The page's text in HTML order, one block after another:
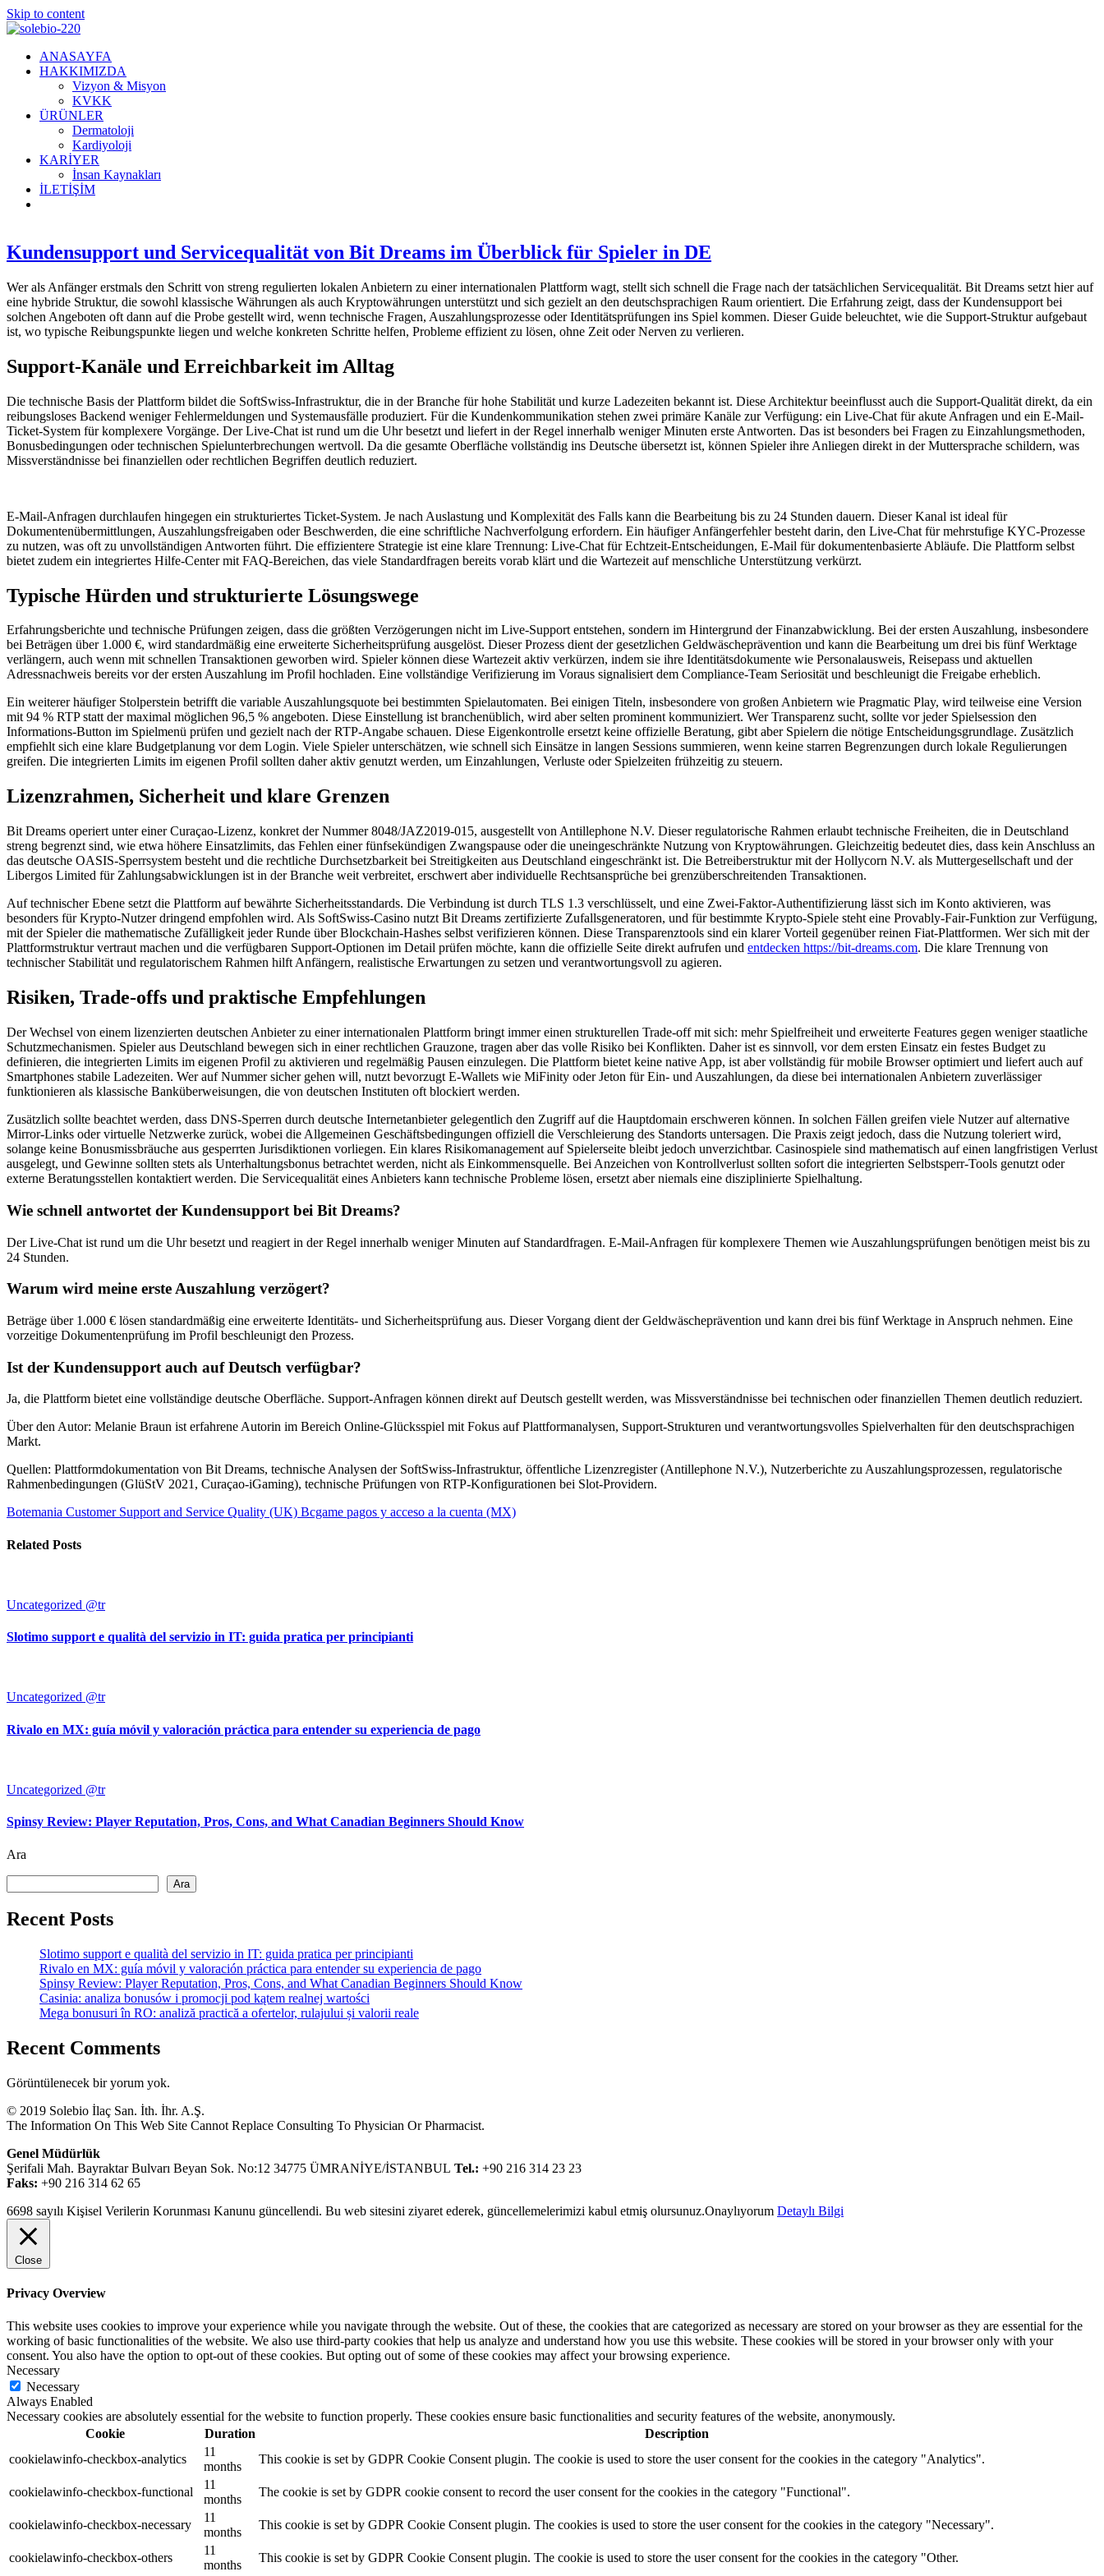
Skip to content
ANASAYFA
HAKKIMIZDA
Vizyon & Misyon
KVKK
ÜRÜNLER
Dermatoloji
Kardiyoloji
KARİYER
İnsan Kaynakları
İLETİŞİM
Kundensupport und Servicequalität von Bit Dreams im Überblick für Spieler in DE
Wer als Anfänger erstmals den Schritt von streng regulierten lokalen Anbietern zu einer internationalen Plattform wagt, stellt sich schnell die Frage nach der tatsächlichen Servicequalität. Bit Dreams setzt hier auf
eine hybride Struktur, die sowohl klassische Währungen als auch Kryptowährungen unterstützt und sich gezielt an den deutschsprachigen Raum orientiert. Die Erfahrung zeigt, dass der Kundensupport bei
solchen Angeboten oft dann auf die Probe gestellt wird, wenn technische Fragen, Auszahlungsprozesse oder Identitätsprüfungen ins Spiel kommen. Dieser Guide beleuchtet, wie die Support-Struktur aufgebaut
ist, wo typische Reibungspunkte liegen und welche konkreten Schritte helfen, Probleme effizient zu lösen, ohne Zeit oder Nerven zu verlieren.
Support-Kanäle und Erreichbarkeit im Alltag
Die technische Basis der Plattform bildet die SoftSwiss-Infrastruktur, die in der Branche für hohe Stabilität und kurze Ladezeiten bekannt ist. Diese Architektur beeinflusst auch die Support-Qualität direkt, da ein
reibungsloses Backend weniger Fehlermeldungen und Systemausfälle produziert. Für die Kundenkommunikation stehen zwei primäre Kanäle zur Verfügung: ein Live-Chat für akute Anfragen und ein E-Mail-
Ticket-System für komplexere Vorgänge. Der Live-Chat ist rund um die Uhr besetzt und liefert in der Regel innerhalb weniger Minuten erste Antworten. Das ist besonders bei Fragen zu Einzahlungsmethoden,
Bonusbedingungen oder technischen Spielunterbrechungen wertvoll. Da die gesamte Oberfläche vollständig ins Deutsche übersetzt ist, können Spieler ihre Anliegen direkt in der Muttersprache schildern, was
Missverständnisse bei finanziellen oder rechtlichen Begriffen deutlich reduziert.
E-Mail-Anfragen durchlaufen hingegen ein strukturiertes Ticket-System. Je nach Auslastung und Komplexität des Falls kann die Bearbeitung bis zu 24 Stunden dauern. Dieser Kanal ist ideal für
Dokumentenübermittlungen, Auszahlungsfreigaben oder Beschwerden, die eine schriftliche Nachverfolgung erfordern. Ein häufiger Anfängerfehler besteht darin, den Live-Chat für mehrstufige KYC-Prozesse
zu nutzen, was oft zu unvollständigen Antworten führt. Die effizientere Strategie ist eine klare Trennung: Live-Chat für Echtzeit-Entscheidungen, E-Mail für dokumentenbasierte Abläufe. Die Plattform selbst
bietet zudem ein integriertes Hilfe-Center mit FAQ-Bereichen, das viele Standardfragen bereits vorab klärt und die Wartezeit auf menschliche Unterstützung verkürzt.
Typische Hürden und strukturierte Lösungswege
Erfahrungsberichte und technische Prüfungen zeigen, dass die größten Verzögerungen nicht im Live-Support entstehen, sondern im Hintergrund der Finanzabwicklung. Bei der ersten Auszahlung, insbesondere
bei Beträgen über 1.000 €, wird standardmäßig eine erweiterte Sicherheitsprüfung ausgelöst. Dieser Prozess dient der gesetzlichen Geldwäscheprävention und kann die Bearbeitung um drei bis fünf Werktage
verlängern, auch wenn mit schnellen Transaktionen geworben wird. Spieler können diese Wartezeit aktiv verkürzen, indem sie ihre Identitätsdokumente wie Personalausweis, Reisepass und aktuellen
Adressnachweis bereits vor der ersten Auszahlung im Profil hochladen. Eine vollständige Verifizierung im Voraus signalisiert dem Compliance-Team Seriosität und beschleunigt die Freigabe erheblich.
Ein weiterer häufiger Stolperstein betrifft die variable Auszahlungsquote bei bestimmten Spielautomaten. Bei einigen Titeln, insbesondere von großen Anbietern wie Pragmatic Play, wird teilweise eine Version
mit 94 % RTP statt der maximal möglichen 96,5 % angeboten. Diese Einstellung ist branchenüblich, wird aber selten prominent kommuniziert. Wer Transparenz sucht, sollte vor jeder Spielsession den
Informations-Button im Spielmenü prüfen und gezielt nach der RTP-Angabe schauen. Diese Eigenkontrolle ersetzt keine offizielle Beratung, gibt aber Spielern die nötige Entscheidungsgrundlage. Zusätzlich
empfiehlt sich eine klare Budgetplanung vor dem Login. Viele Spieler unterschätzen, wie schnell sich Einsätze in langen Sessions summieren, wenn keine starren Begrenzungen durch lokale Regulierungen
greifen. Die integrierten Limits im eigenen Profil sollten daher aktiv genutzt werden, um Einzahlungen, Verluste oder Spielzeiten frühzeitig zu steuern.
Lizenzrahmen, Sicherheit und klare Grenzen
Bit Dreams operiert unter einer Curaçao-Lizenz, konkret der Nummer 8048/JAZ2019-015, ausgestellt von Antillephone N.V. Dieser regulatorische Rahmen erlaubt technische Freiheiten, die in Deutschland
streng begrenzt sind, wie etwa höhere Einsatzlimits, das Fehlen einer fünfsekündigen Zwangspause oder die uneingeschränkte Nutzung von Kryptowährungen. Gleichzeitig bedeutet dies, dass kein Anschluss an
das deutsche OASIS-Sperrsystem besteht und die rechtliche Durchsetzbarkeit bei Streitigkeiten aus Deutschland eingeschränkt ist. Die Betreiberstruktur mit der Hollycorn N.V. als Muttergesellschaft und der
Libergos Limited für Zahlungsabwicklungen ist in der Branche weit verbreitet, erschwert aber individuelle Rechtsansprüche bei grenzüberschreitenden Transaktionen.
Auf technischer Ebene setzt die Plattform auf bewährte Sicherheitsstandards. Die Verbindung ist durch TLS 1.3 verschlüsselt, und eine Zwei-Faktor-Authentifizierung lässt sich im Konto aktivieren, was
besonders für Krypto-Nutzer dringend empfohlen wird. Als SoftSwiss-Casino nutzt Bit Dreams zertifizierte Zufallsgeneratoren, und für bestimmte Krypto-Spiele steht eine Provably-Fair-Funktion zur Verfügung,
mit der Spieler die mathematische Zufälligkeit jeder Runde über Blockchain-Hashes selbst verifizieren können. Diese Transparenztools sind ein klarer Vorteil gegenüber reinen Fiat-Plattformen. Wer sich mit der
Plattformstruktur vertraut machen und die verfügbaren Support-Optionen im Detail prüfen möchte, kann die offizielle Seite direkt aufrufen und entdecken https://bit-dreams.com. Die klare Trennung von
technischer Stabilität und regulatorischem Rahmen hilft Anfängern, realistische Erwartungen zu setzen und verantwortungsvoll zu agieren.
Risiken, Trade-offs und praktische Empfehlungen
Der Wechsel von einem lizenzierten deutschen Anbieter zu einer internationalen Plattform bringt immer einen strukturellen Trade-off mit sich: mehr Spielfreiheit und erweiterte Features gegen weniger staatliche
Schutzmechanismen. Spieler aus Deutschland bewegen sich in einer rechtlichen Grauzone, tragen aber das volle Risiko bei Konflikten. Daher ist es sinnvoll, vor dem ersten Einsatz ein festes Budget zu
definieren, die integrierten Limits im eigenen Profil zu aktivieren und regelmäßig Pausen einzulegen. Die Plattform bietet keine native App, ist aber vollständig für mobile Browser optimiert und liefert auch auf
Smartphones stabile Ladezeiten. Wer auf Nummer sicher gehen will, nutzt bevorzugt E-Wallets wie MiFinity oder Jeton für Ein- und Auszahlungen, da diese bei internationalen Anbietern zuverlässiger
funktionieren als klassische Banküberweisungen, die von deutschen Instituten oft blockiert werden.
Zusätzlich sollte beachtet werden, dass DNS-Sperren durch deutsche Internetanbieter gelegentlich den Zugriff auf die Hauptdomain erschweren können. In solchen Fällen greifen viele Nutzer auf alternative
Mirror-Links oder virtuelle Netzwerke zurück, wobei die Allgemeinen Geschäftsbedingungen offiziell die Verschleierung des Standorts untersagen. Die Praxis zeigt jedoch, dass die Nutzung toleriert wird,
solange keine Bonusmissbräuche aus gesperrten Jurisdiktionen vorliegen. Ein klares Risikomanagement auf Spielerseite bleibt jedoch unverzichtbar. Casinospiele sind mathematisch auf einen langfristigen Verlust
ausgelegt, und Gewinne sollten stets als Unterhaltungsbonus betrachtet werden, nicht als Einkommensquelle. Bei Anzeichen von Kontrollverlust sollten sofort die integrierten Selbstsperr-Tools genutzt oder
externe Beratungsstellen kontaktiert werden. Die Servicequalität eines Anbieters kann technische Probleme lösen, ersetzt aber niemals eine disziplinierte Spielhaltung.
Wie schnell antwortet der Kundensupport bei Bit Dreams?
Der Live-Chat ist rund um die Uhr besetzt und reagiert in der Regel innerhalb weniger Minuten auf Standardfragen. E-Mail-Anfragen für komplexere Themen wie Auszahlungsprüfungen benötigen meist bis zu
24 Stunden.
Warum wird meine erste Auszahlung verzögert?
Beträge über 1.000 € lösen standardmäßig eine erweiterte Identitäts- und Sicherheitsprüfung aus. Dieser Vorgang dient der Geldwäscheprävention und kann drei bis fünf Werktage in Anspruch nehmen. Eine
vorzeitige Dokumentenprüfung im Profil beschleunigt den Prozess.
Ist der Kundensupport auch auf Deutsch verfügbar?
Ja, die Plattform bietet eine vollständige deutsche Oberfläche. Support-Anfragen können direkt auf Deutsch gestellt werden, was Missverständnisse bei technischen oder finanziellen Themen deutlich reduziert.
Über den Autor: Melanie Braun ist erfahrene Autorin im Bereich Online-Glücksspiel mit Fokus auf Plattformanalysen, Support-Strukturen und verantwortungsvolles Spielverhalten für den deutschsprachigen
Markt.
Quellen: Plattformdokumentation von Bit Dreams, technische Analysen der SoftSwiss-Infrastruktur, öffentliche Lizenzregister (Antillephone N.V.), Nutzerberichte zu Auszahlungsprozessen, regulatorische
Rahmenbedingungen (GlüStV 2021, Curaçao-iGaming), technische Prüfungen von RTP-Konfigurationen bei Slot-Providern.
Botemania Customer Support and Service Quality (UK) Bcgame pagos y acceso a la cuenta (MX)
Related Posts
Uncategorized @tr
Slotimo support e qualità del servizio in IT: guida pratica per principianti
Uncategorized @tr
Rivalo en MX: guía móvil y valoración práctica para entender su experiencia de pago
Uncategorized @tr
Spinsy Review: Player Reputation, Pros, Cons, and What Canadian Beginners Should Know
Ara
Ara
Recent Posts
Slotimo support e qualità del servizio in IT: guida pratica per principianti
Rivalo en MX: guía móvil y valoración práctica para entender su experiencia de pago
Spinsy Review: Player Reputation, Pros, Cons, and What Canadian Beginners Should Know
Casinia: analiza bonusów i promocji pod kątem realnej wartości
Mega bonusuri în RO: analiză practică a ofertelor, rulajului și valorii reale
Recent Comments
Görüntülenecek bir yorum yok.
© 2019 Solebio İlaç San. İth. İhr. A.Ş.
The Information On This Web Site Cannot Replace Consulting To Physician Or Pharmacist.
Genel Müdürlük
Şerifali Mah. Bayraktar Bulvarı Beyan Sok. No:12 34775 ÜMRANİYE/İSTANBUL Tel.: +90 216 314 23 23
Faks: +90 216 314 62 65
6698 sayılı Kişisel Verilerin Korunması Kanunu güncellendi. Bu web sitesini ziyaret ederek, güncellemelerimizi kabul etmiş olursunuz.Onaylıyorum Detaylı Bilgi
Close
Privacy Overview
This website uses cookies to improve your experience while you navigate through the website. Out of these, the cookies that are categorized as necessary are stored on your browser as they are essential for the
working of basic functionalities of the website. We also use third-party cookies that help us analyze and understand how you use this website. These cookies will be stored in your browser only with your
consent. You also have the option to opt-out of these cookies. But opting out of some of these cookies may affect your browsing experience.
Necessary
Necessary
Always Enabled
Necessary cookies are absolutely essential for the website to function properly. These cookies ensure basic functionalities and security features of the website, anonymously.
Cookie
Duration
Description
cookielawinfo-checkbox-analytics
11
months
This cookie is set by GDPR Cookie Consent plugin. The cookie is used to store the user consent for the cookies in the category "Analytics".
cookielawinfo-checkbox-functional
11
months
The cookie is set by GDPR cookie consent to record the user consent for the cookies in the category "Functional".
cookielawinfo-checkbox-necessary
11
months
This cookie is set by GDPR Cookie Consent plugin. The cookies is used to store the user consent for the cookies in the category "Necessary".
cookielawinfo-checkbox-others
11
months
This cookie is set by GDPR Cookie Consent plugin. The cookie is used to store the user consent for the cookies in the category "Other.